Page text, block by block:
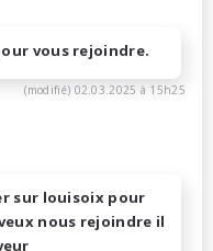
vous rejoindre.
(modifié) 02.03.2025 à 15h25
sur louisoix pour
nous rejoindre il